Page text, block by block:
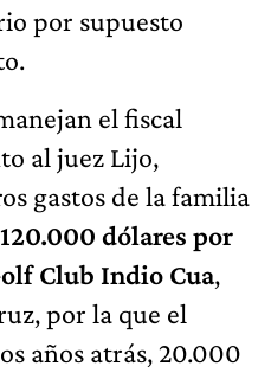
por supuesto
el fiscal
al juez Lijo,
gastos de la familia
120.000 dólares por
Club Indio Cua,
por la que el
años atrás, 20.000